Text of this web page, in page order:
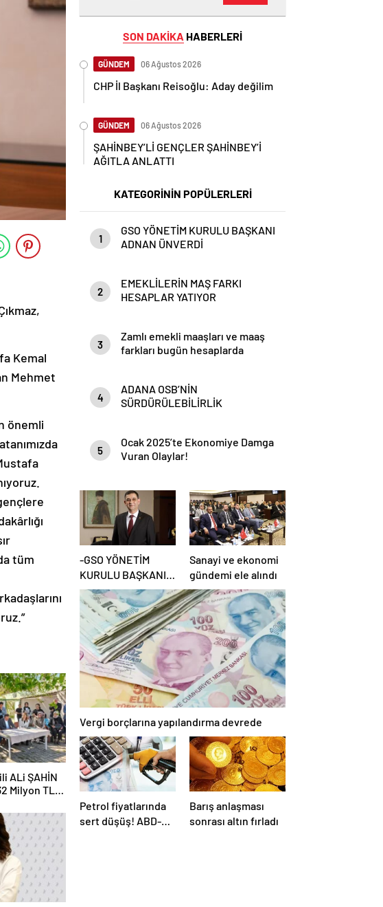
Kemal
Mehmet
önemli
tüm
ALi ŞAHİN
Milyon TL
SON DAKİKA HABERLERİ
GÜNDEM 06 Ağustos 2026
CHP İl Başkanı Reisoğlu: Aday değilim
GÜNDEM 06 Ağustos 2026
ŞAHİNBEY’Lİ GENÇLER ŞAHİNBEY’İ
AĞITLA ANLATTI
KATEGORİNİN POPÜLERLERİ
1
GSO YÖNETİM KURULU BAŞKANI
ADNAN ÜNVERDİ
2
EMEKLİLERİN MAŞ FARKI
HESAPLAR YATIYOR
3
Zamlı emekli maaşları ve maaş
farkları bugün hesaplarda
4
ADANA OSB’NİN
SÜRDÜRÜLEBİLİRLİK
5
Ocak 2025’te Ekonomiye Damga
Vuran Olaylar!
-GSO YÖNETİM
KURULU BAŞKANI
ADNAN ÜNVERDİ:
Sanayi ve ekonomi
gündemi ele alındı
Vergi borçlarına yapılandırma devrede
Petrol fiyatlarında
sert düşüş! ABD-
Barış anlaşması
sonrası altın fırladı